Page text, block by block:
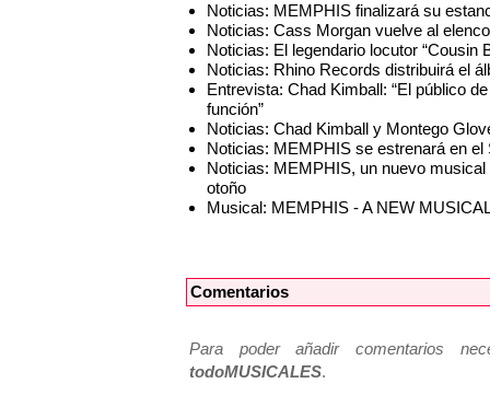
Noticias: MEMPHIS finalizará su
Noticias: Cass Morgan vuelve al
Noticias: El legendario locutor
Noticias: Rhino Records distribuirá el
Entrevista: Chad Kimball: “El público
función”
Noticias: Chad Kimball y Montego
Noticias: MEMPHIS se estrenará en
Noticias: MEMPHIS, un nuevo
otoño
Musical: MEMPHIS - A NEW
Comentarios
Para poder añadir comentarios
todoMUSICALES.